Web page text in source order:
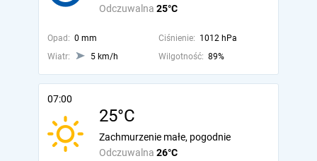
Odczuwalna 25°C
Opad: 0 mm Ciśnienie: 1012 hPa
Wiatr:
5 km/h Wilgotność: 89%
07:00
25°C
Odczuwalna 26°C
Zachmurzenie małe, pogodnie